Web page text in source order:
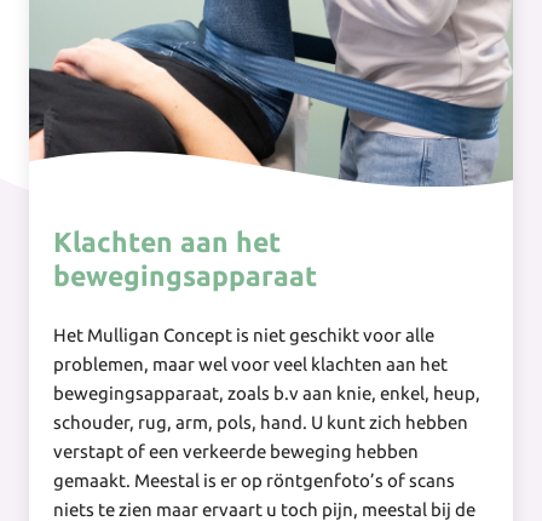
Klachten aan het
bewegingsapparaat
Het Mulligan Concept is niet geschikt voor alle
problemen, maar wel voor veel klachten aan het
bewegingsapparaat, zoals b.v aan knie, enkel, heup,
schouder, rug, arm, pols, hand. U kunt zich hebben
verstapt of een verkeerde beweging hebben
gemaakt. Meestal is er op röntgenfoto’s of scans
niets te zien maar ervaart u toch pijn, meestal bij de